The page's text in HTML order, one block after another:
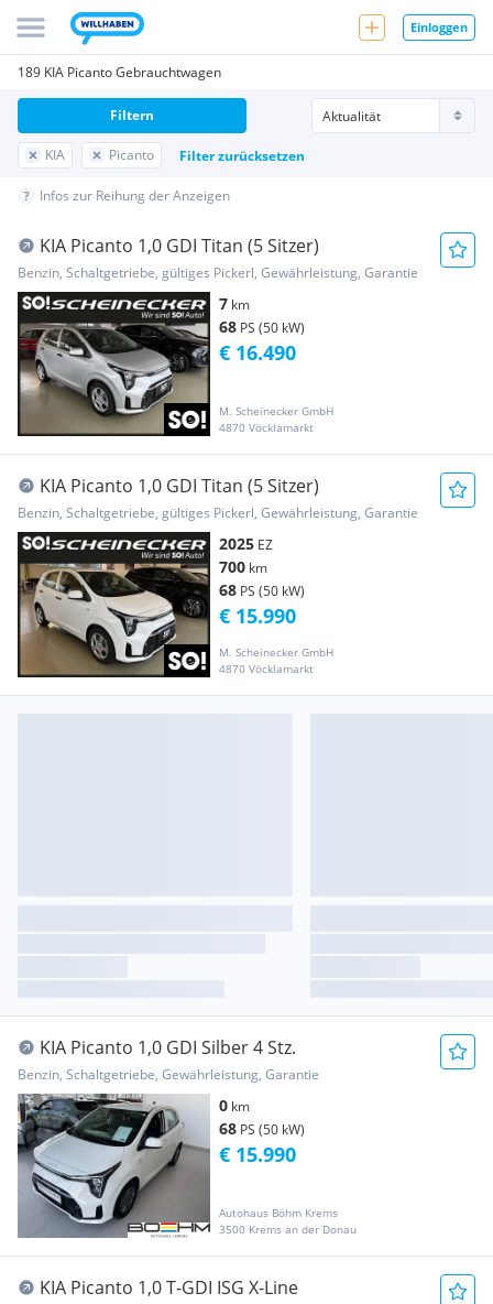
Einloggen
189 KIA Picanto Gebrauchtwagen
KIA Picanto Filter zurücksetzen
Filtern
Infos zur Reihung der Anzeigen
KIA Picanto 1,0 GDI Titan (5 Sitzer)
Benzin, Schaltgetriebe, gültiges Pickerl, Gewährleistung, Garantie
7 km
68 PS (50 kW)
M. Scheinecker GmbH
4870 Vöcklamarkt
€ 16.490
KIA Picanto 1,0 GDI Titan (5 Sitzer)
Benzin, Schaltgetriebe, gültiges Pickerl, Gewährleistung, Garantie
2025 EZ
700 km
68 PS (50 kW)
M. Scheinecker GmbH
4870 Vöcklamarkt
€ 15.990
KIA Picanto 1,0 GDI Silber 4 Stz.
Benzin, Schaltgetriebe, Gewährleistung, Garantie
0 km
68 PS (50 kW)
Autohaus Böhm Krems
3500 Krems an der Donau
€ 15.990
KIA Picanto 1,0 T-GDI ISG X-Line